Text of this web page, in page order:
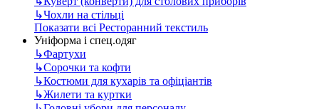
↳Чохли на стільці
Показати всі Ресторанний текстиль
Уніформа і спец.одяг
↳Фартухи
↳Сорочки та кофти
↳Костюми для кухарів та офіціантів
↳Жилети та куртки